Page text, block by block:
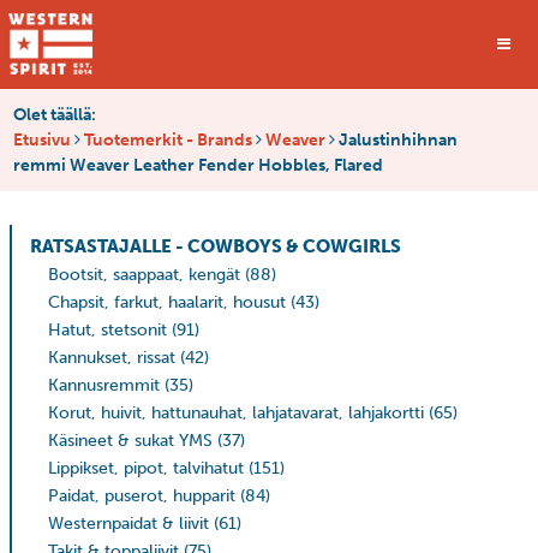
Olet täällä:
Etusivu
Tuotemerkit - Brands Weaver
Jalustinhihnan
remmi Weaver Leather Fender Hobbles, Flared
RATSASTAJALLE - COWBOYS & COWGIRLS
Bootsit, saappaat, kengät (88)
Chapsit, farkut, haalarit, housut (43)
Hatut, stetsonit (91)
Kannukset, rissat (42)
Kannusremmit (35)
Korut, huivit, hattunauhat, lahjatavarat, lahjakortti (65)
Käsineet & sukat YMS (37)
Lippikset, pipot, talvihatut (151)
Paidat, puserot, hupparit (84)
Westernpaidat & liivit (61)